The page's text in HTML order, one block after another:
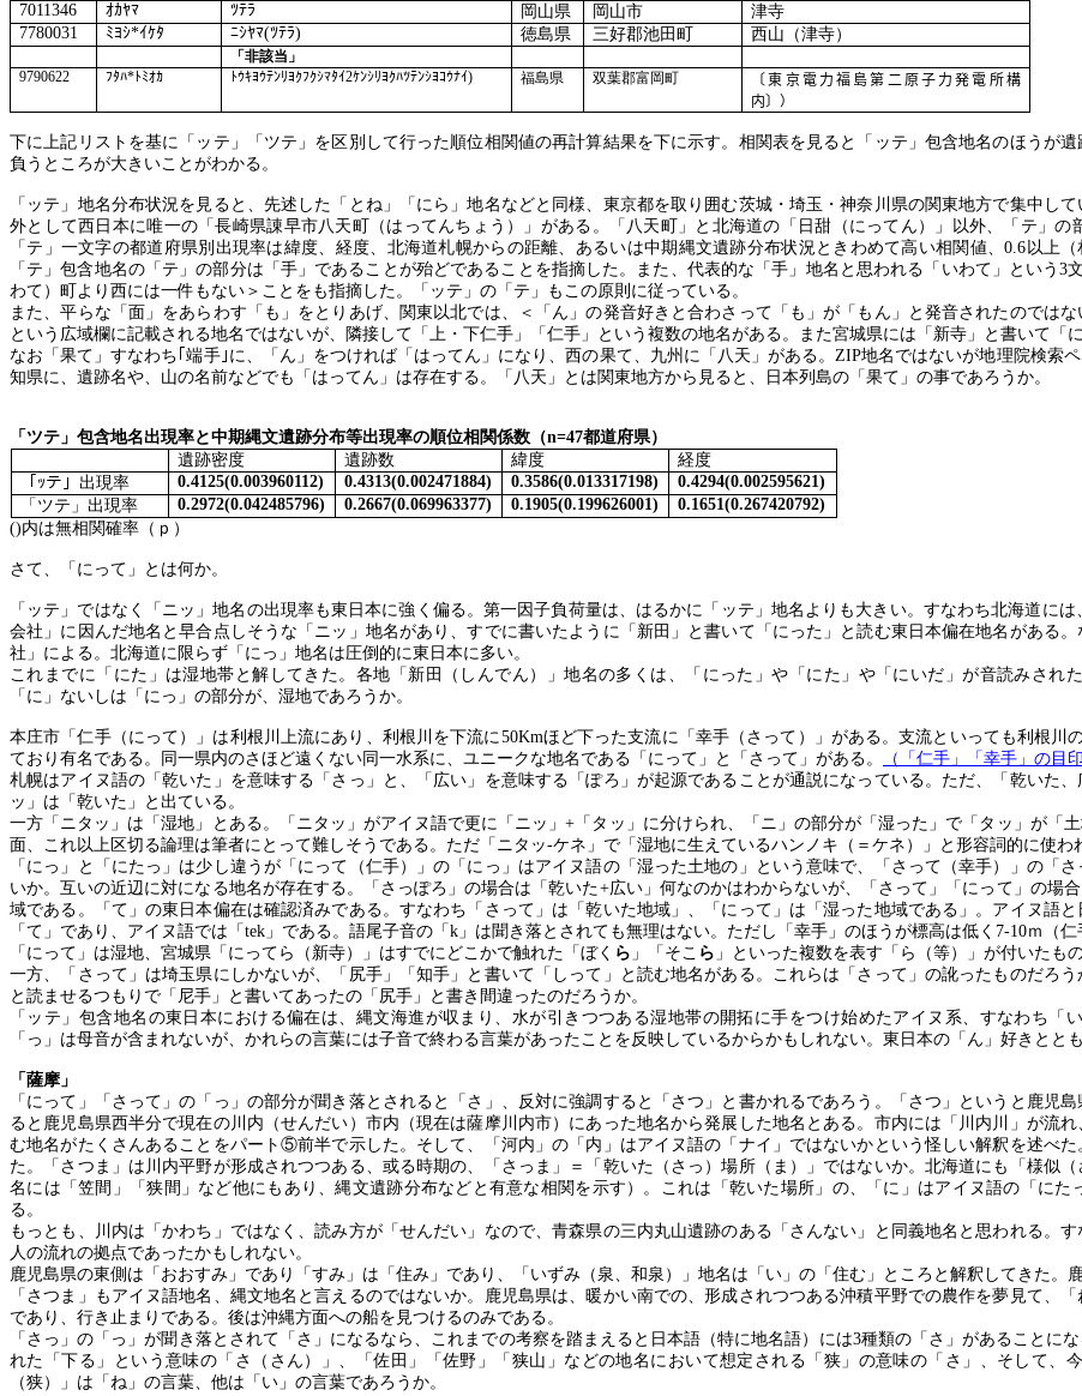
7011346
ｵｶﾔﾏ ﾂﾃﾗ 岡山県 岡山市
津寺
7780031
ﾐﾖｼ*ｲｹﾀ ﾆｼﾔﾏ(ﾂﾃﾗ) 徳島県 三好郡池田町 西山（津寺）
「非該当」
9790622
ﾌﾀﾊ*ﾄﾐｵｶ ﾄｳｷﾖｳﾃﾝﾘﾖｸﾌｸｼﾏﾀｲ2ｹﾝｼﾘﾖｸﾊﾂﾃﾝｼﾖｺｳﾅｲ) 福島県 双葉郡富岡町
〔東京電力福島第二原子力発電所構
内〕）
下に上記リストを基に「ッテ」「ツテ」を区別して行った順位相関値の再計算結果を下に示す。相関表を見ると「ッテ」包含地名のほうが
負うところが大きいことがわかる。
「ッテ」地名分布状況を見ると、先述した「とね」「にら」地名などと同様、東京都を取り囲む茨城・埼玉・神奈川県の関東地方で集中し
外として西日本に唯一の「長崎県諌早市八天町（はってんちょう）」がある。「八天町」と北海道の「日甜（にってん）」以外、「テ」
「テ」一文字の都道府県別出現率は緯度、経度、北海道札幌からの距離、あるいは中期縄文遺跡分布状況ときわめて高い相関値、0.6以上
「テ」包含地名の「テ」の部分は「手」であることが殆どであることを指摘した。また、代表的な「手」地名と思われる「いわて」という3
わて）町より西には一件もない＞ことをも指摘した。「ッテ」の「テ」もこの原則に従っている。
また、平らな「面」をあらわす「も」をとりあげ、関東以北では、＜「ん」の発音好きと合わさって「も」が「もん」と発音されたのでは
という広域欄に記載される地名ではないが、隣接して「上・下仁手」「仁手」という複数の地名がある。また宮城県には「新寺」と書いて「
なお「果て」すなわち｢端手｣に、「ん」をつければ「はってん」になり、西の果て、九州に「八天」がある。ZIP地名ではないが地理院検索
知県に、遺跡名や、山の名前などでも「はってん」は存在する。「八天」とは関東地方から見ると、日本列島の「果て」の事であろうか。
「ツテ」包含地名出現率と中期縄文遺跡分布等出現率の順位相関係数（n=47都道府県）
遺跡密度
遺跡数 緯度
経度
「ｯテ」出現率
0.4125(0.003960112) 0.4313(0.002471884) 0.3586(0.013317198)
0.4294(0.002595621)
「ツテ」出現率
0.2972(0.042485796) 0.2667(0.069963377) 0.1905(0.199626001)
0.1651(0.267420792)
()内は無相関確率（ｐ）
さて、「にって」とは何か。
「ッテ」ではなく「ニッ」地名の出現率も東日本に強く偏る。第一因子負荷量は、はるかに「ッテ」地名よりも大きい。すなわち北海道に
会社」に因んだ地名と早合点しそうな「ニッ」地名があり、すでに書いたように「新田」と書いて「にった」と読む東日本偏在地名がある
社」による。北海道に限らず「にっ」地名は圧倒的に東日本に多い。
これまでに「にた」は湿地帯と解してきた。各地「新田（しんでん）」地名の多くは、「にった」や「にた」や「にいだ」が音読みされ
「に」ないしは「にっ」の部分が、湿地であろうか。
本庄市「仁手（にって）」は利根川上流にあり、利根川を下流に50Kmほど下った支流に「幸手（さって）」がある。支流といっても利根川
ており有名である。同一県内のさほど遠くない同一水系に、ユニークな地名である「にって」と「さって」がある。
（「仁手」「幸手」の目
札幌はアイヌ語の「乾いた」を意味する「さっ」と、「広い」を意味する「ぽろ」が起源であることが通説になっている。ただ、「乾いた
ッ」は「乾いた」と出ている。
一方「ニタッ」は「湿地」とある。「ニタッ」がアイヌ語で更に「ニッ」+ 「タッ」に分けられ、「ニ」の部分が「湿った」で「タッ」が「
面、これ以上区切る論理は筆者にとって難しそうである。ただ「ニタッ-ケネ」で「湿地に生えているハンノキ（＝ケネ）」と形容詞的に使わ
「にっ」と「にたっ」は少し違うが「にって（仁手）」の「にっ」はアイヌ語の「湿った土地の」という意味で、「さって（幸手）」の「
いか。互いの近辺に対になる地名が存在する。「さっぽろ」の場合は「乾いた+広い」何なのかはわからないが、「さって」「にって」の場
域である。「て」の東日本偏在は確認済みである。すなわち「さって」は「乾いた地域」、「にって」は「湿った地域である」。アイヌ語
「て」であり、アイヌ語では「 tek 」である。語尾子音の「 k 」は聞き落とされても無理はない。ただし「幸手」のほうが標高は低く 7-10ｍ（仁
「にって」は湿地、宮城県「にってら（新寺）」はすでにどこかで触れた「ぼく ら 」「そこ ら 」といった複数を表す「ら（等）」が付いたも
一方、「さって」は埼玉県にしかないが、「尻手」「知手」と書いて「しって」と読む地名がある。これらは「さって」の訛ったものだろ
と読ませるつもりで「尼手」と書いてあったの「尻手」と書き間違ったのだろうか。
「ッテ」包含地名の東日本における偏在は、縄文海進が収まり、水が引きつつある湿地帯の開拓に手をつけ始めたアイヌ系、すなわち
「っ」は母音が含まれないが、かれらの言葉には子音で終わる言葉があったことを反映しているからかもしれない。東日本の「ん」好きとと
「薩摩」
「にって」「さって」の「っ」の部分が聞き落とされると「さ」、反対に強調すると「さつ」と書かれるであろう。「さつ」というと鹿児
ると鹿児島県西半分で現在の川内（せんだい）市内（現在は薩摩川内市）にあった地名から発展した地名とある。市内には「川内川」が流
む地名がたくさんあることをパート⑤前半で示した。そして、「河内」の「内」はアイヌ語の「ナイ」ではないかという怪しい解釈を述べ
た。「さつま」は川内平野が形成されつつある、或る時期の、「さっま」＝「乾いた（さっ）場所（ま）」ではないか。北海道にも「様似
名には「笠間」「狭間」など他にもあり、縄文遺跡分布などと有意な相関を示す）。これは「乾いた場所」の、「に」はアイヌ語の「に
る。
もっとも、川内は「かわち」ではなく、読み方が「せんだい」なので、青森県の三内丸山遺跡のある「さんない」と同義地名と思われる。
人の流れの拠点であったかもしれない。
鹿児島県の東側は「おおすみ」であり「すみ」は「住み」であり、「いずみ（泉、和泉）」地名は「い」の「住む」ところと解釈してきた。
「さつま」もアイヌ語地名、縄文地名と言えるのではないか。鹿児島県は、暖かい南での、形成されつつある沖積平野での農作を夢見て、
であり、行き止まりである。後は沖縄方面への船を見つけるのみである。
「さっ」の「っ」が聞き落とされて「さ」になるなら、これまでの考察を踏まえると日本語（特に地名語）には3種類の「さ」があることに
れた「下る」という意味の「さ（さん）」、「佐田」「佐野」「狭山」などの地名において想定される「狭」の意味の「さ」、そして、
（狭）」は「ね」の言葉、他は「い」の言葉であろうか。